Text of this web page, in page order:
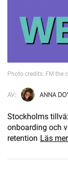
Photo credits: FM the
AV: ANNA
Stockholms
onboarding och
retention Läs mer